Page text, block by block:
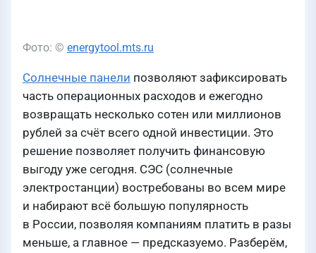
Фото: © energytool.mts.ru
Солнечные панели позволяют зафиксировать
часть операционных расходов и ежегодно
возвращать несколько сотен или миллионов
рублей за счёт всего одной инвестиции. Это
решение позволяет получить финансовую
выгоду уже сегодня. СЭС (солнечные
электростанции) востребованы во всем мире
и набирают всё большую популярность
в России, позволяя компаниям платить в разы
меньше, а главное — предсказуемо. Разберём,